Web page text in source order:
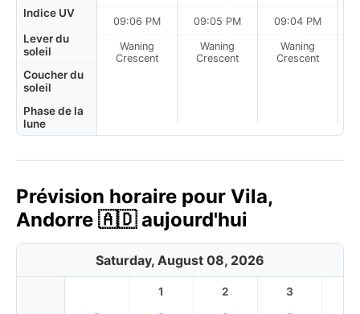
Indice UV
Lever du
soleil
Coucher du
soleil
Phase de la
lune
09:06 PM
Waning
Crescent
09:05 PM
Waning
Crescent
09:04 PM
Waning
Crescent
Prévision horaire pour Vila,
Andorre 🇦🇩 aujourd'hui
Saturday, August 08, 2026
1 2 3